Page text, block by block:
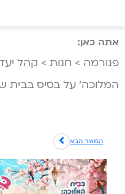
אתה כאן:
פנורמה > חנות > קהל
המלוכה’ על בסיס בבית
המוצר הבא